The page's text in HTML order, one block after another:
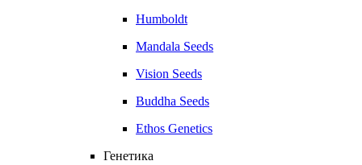
Humboldt
Mandala Seeds
Vision Seeds
Buddha Seeds
Ethos Genetics
Генетика